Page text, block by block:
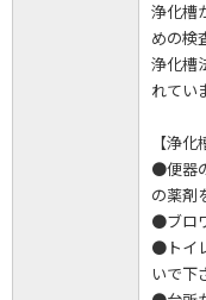
浄化槽
めの検
浄化槽
れてい
【浄
●便器
の薬剤
●ブロ
●トイ
いで下